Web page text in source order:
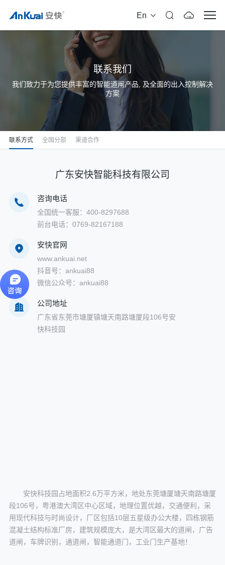
En
联系我们
我们致力于为您提供丰富的智能道闸产品, 及全面的出入控制解决
方案
联系方式 全国分部 渠道合作
广东安快智能科技有限公司
咨询电话
全国统一客服：400-8297688
前台电话：0769-82167188
安快官网
www.ankuai.net
抖音号：ankuai88
微信公众号：ankuai88
公司地址
广东省东莞市塘厦镇塘天南路塘厦段106号安
快科技园
安快科技园占地面积2.6万平方米，地处东莞塘厦塘天南路塘厦
段106号，粤港澳大湾区中心区域，地理位置优越，交通便利，采
用现代科技与时尚设计，厂区包括10层五星级办公大楼，四栋钢筋
混凝土结构标准厂房，建筑规模庞大，是大湾区最大的道闸，广告
道闸，车牌识别，通道闸，智能通道门，工业门生产基地！